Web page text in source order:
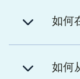
如何
如何